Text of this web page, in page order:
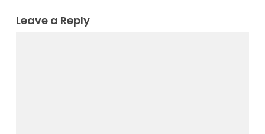
Leave a Reply